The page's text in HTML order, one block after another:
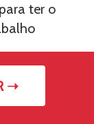
ter o
➝